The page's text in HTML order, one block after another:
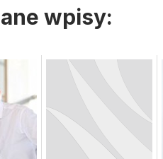
wpisy: